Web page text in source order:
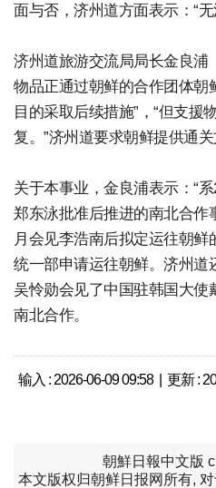
面与否，济州道方面表示：“
济州道旅游交流局局长金良浦
物品正通过朝鲜的合作团体朝
目的采取后续措施”，“但支援
复。”济州道要求朝鲜提供通关
关于本事业，金良浦表示：“
郑东泳批准后推进的南北合作
月会见李浩南后拟定运往朝鲜
统一部申请运往朝鲜。济州道
吴怜勋会见了中国驻韩国大使
南北合作。
输入 : 2026-06-09 09:58 | 更新 :
朝鮮日報中文版
本文版权归朝鲜日报网所有,